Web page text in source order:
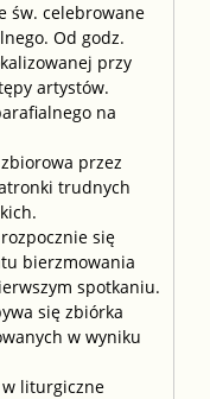
św. celebrowane
Od godz.
przy
artystów.
na
przez
trudnych
się
bierzmowania
spotkaniu.
się zbiórka
w wyniku
w liturgiczne